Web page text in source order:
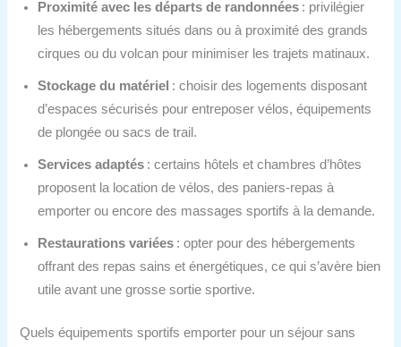
Proximité avec les départs de randonnées : privilégier
les hébergements situés dans ou à proximité des grands
cirques ou du volcan pour minimiser les trajets matinaux.
Stockage du matériel : choisir des logements disposant
d’espaces sécurisés pour entreposer vélos, équipements
de plongée ou sacs de trail.
Services adaptés : certains hôtels et chambres d’hôtes
proposent la location de vélos, des paniers-repas à
emporter ou encore des massages sportifs à la demande.
Restaurations variées : opter pour des hébergements
offrant des repas sains et énergétiques, ce qui s’avère bien
utile avant une grosse sortie sportive.
Quels équipements sportifs emporter pour un séjour sans